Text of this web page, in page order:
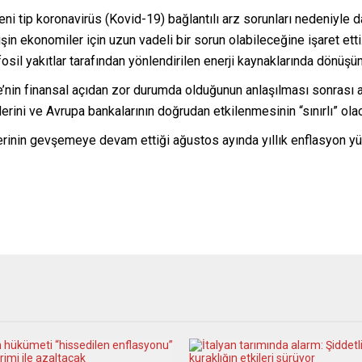
tip koronavirüs (Kovid-19) bağlantılı arz sorunları
ekonomiler için uzun vadeli bir sorun olabileceğine işaret
yakıtlar tarafından yönlendirilen enerji kaynaklarında
finansal açıdan zor durumda olduğunun anlaşılması
ve Avrupa bankalarının doğrudan etkilenmesinin “sınırlı”
gevşemeye devam ettiği ağustos ayında yıllık enflasyon